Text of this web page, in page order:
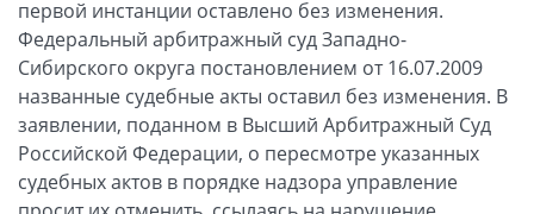
первой инстанции оставлено без изменения.
Федеральный арбитражный суд Западно-
Сибирского округа постановлением от 16.07.2009
названные судебные акты оставил без изменения. В
заявлении, поданном в Высший Арбитражный Суд
Российской Федерации, о пересмотре указанных
судебных актов в порядке надзора управление